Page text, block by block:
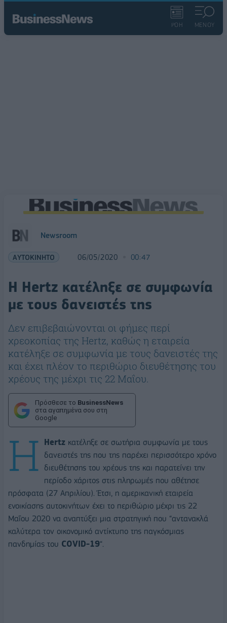
ΡΟΗ ΜΕΝΟΥ
Newsroom
ΑΥΤΟΚΙΝΗΤΟ 06/05/2020 00:47
H Hertz κατέληξε σε συμφωνία
με τους δανειστές της
Δεν επιβεβαιώνονται οι φήμες περί
χρεοκοπίας της Hertz, καθώς η εταιρεία
κατέληξε σε συμφωνία με τους δανειστές της
και έχει πλέον το περιθώριο διευθέτησης του
χρέους της μέχρι τις 22 Μαΐου.
Πρόσθεσε το BusinessNews
στα αγαπημένα σου στη
Google
Η Hertz κατέληξε σε σωτήρια συμφωνία με τους
δανειστές της που της παρέχει περισσότερο χρόνο
διευθέτησης του χρέους της και παρατείνει την
περίοδο χάριτος στις πληρωμές που αθέτησε
πρόσφατα (27 Απριλίου). Έτσι, η αμερικανική εταιρεία
ενοικίασης αυτοκινήτων έχει το περιθώριο μέχρι τις 22
Μαΐου 2020 να αναπτύξει μια στρατηγική που “αντανακλά
καλύτερα τον οικονομικό αντίκτυπο της παγκόσμιας
πανδημίας του COVID-19“.